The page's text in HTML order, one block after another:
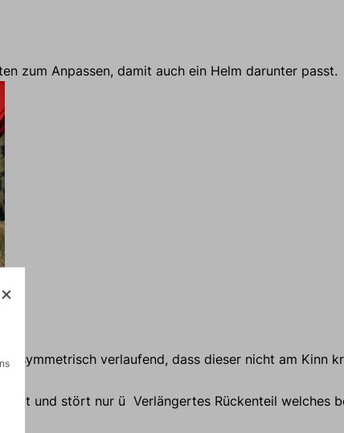
zum Anpassen, damit auch ein Helm darunter passt.
asymmetrisch verlaufend, dass dieser nicht am Kinn
und stört nur ü Verlängertes Rückenteil welches